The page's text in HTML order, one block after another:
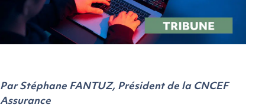
Par Stéphane FANTUZ, Président de la CNCEF
Assurance